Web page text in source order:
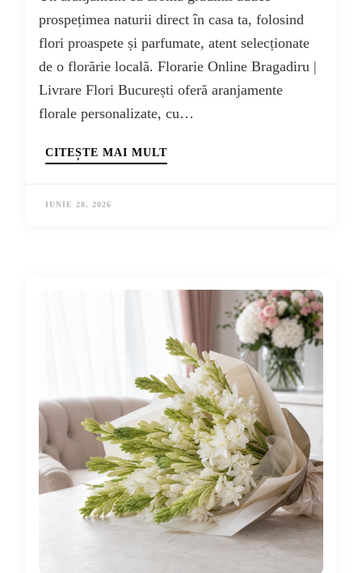
prospețimea naturii direct în casa ta, folosind
flori proaspete și parfumate, atent selecționate
de o florărie locală. Florarie Online Bragadiru |
Livrare Flori București oferă aranjamente
florale personalizate, cu…
CITEȘTE MAI MULT
IUNIE 28, 2026